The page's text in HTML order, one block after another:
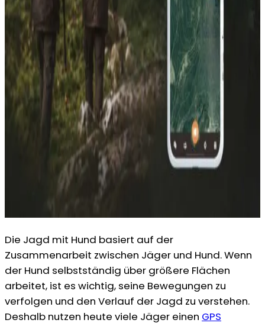
Die Jagd mit Hund basiert auf der
Zusammenarbeit zwischen Jäger und Hund. Wenn
der Hund selbstständig über größere Flächen
arbeitet, ist es wichtig, seine Bewegungen zu
verfolgen und den Verlauf der Jagd zu verstehen.
Deshalb nutzen heute viele Jäger einen GPS